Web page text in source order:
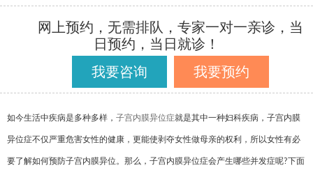
网上预约，无需排队，专家一对一亲诊，当
日预约，当日就诊！
我要咨询
我要预约
如今生活中疾病是多种多样， 子宫内膜异位症就是其中一种妇科疾病，子宫内膜
异位症不仅严重危害女性的健康，更能使剥夺女性做母亲的权利，所以女性有必
要了解如何预防子宫内膜异位。那么，子宫内膜异位症会产生哪些并发症呢?下面